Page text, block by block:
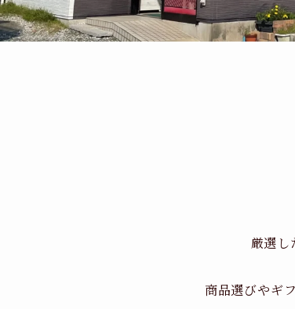
厳選し
商品選びやギ